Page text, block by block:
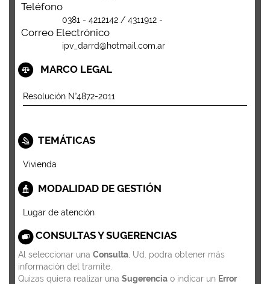
Teléfono
0381 - 4212142 / 4311912 -
Correo Electrónico
ipv_darrd@hotmail.com.ar
MARCO LEGAL
Resolución N°4872-2011
TEMÁTICAS
Vivienda
MODALIDAD DE GESTIÓN
Lugar de atención
CONSULTAS Y SUGERENCIAS
Al seleccionar una Consulta , Ud. podra obtener más
información del tramite.
Quizas quiera realizar una Sugerencia o indicar un Error